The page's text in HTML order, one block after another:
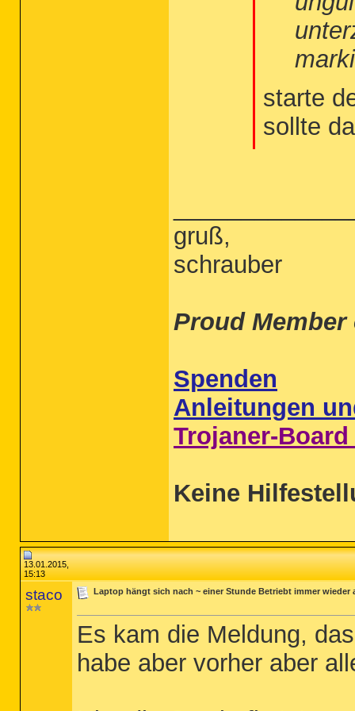
2015-01-01 14:31 - 2015-01-01 14:31 -
starte
sollte
gruß,
schrauber
Proud Member
Spenden
Anleitungen
Trojaner-
Keine
13.01.2015,
15:13
staco Laptop hängt sich nach ~ einer Stunde Betriebt immer wieder
Es kam die Meldung,
habe aber vorher aber